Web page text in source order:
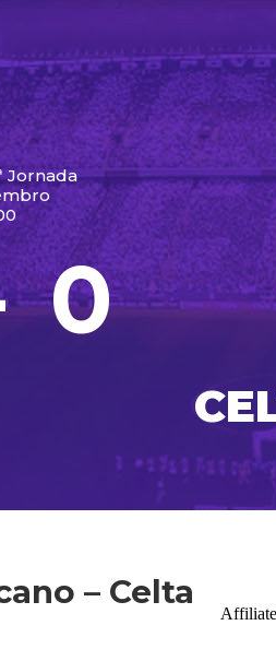
Jornada
0
– Celta